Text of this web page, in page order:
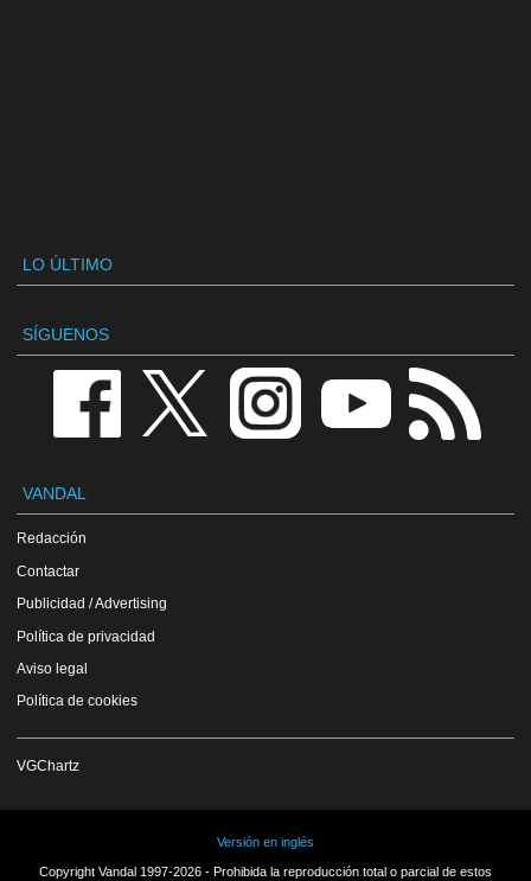
LO ÚLTIMO
SÍGUENOS
VANDAL
Redacción
Contactar
Publicidad / Advertising
Política de privacidad
Aviso legal
Política de cookies
VGChartz
Versión en inglés
Copyright Vandal 1997-2026 - Prohibida la reproducción total o parcial de estos